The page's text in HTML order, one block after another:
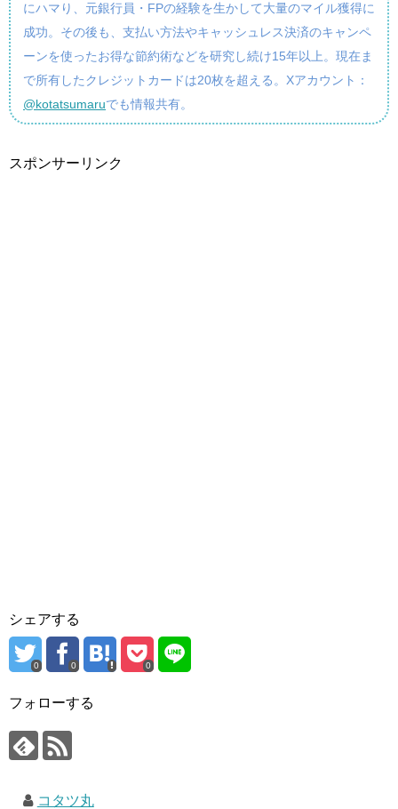
にハマり、元銀行員・FPの経験を生かして大量のマイル獲得に
成功。その後も、支払い方法やキャッシュレス決済のキャンペ
ーンを使ったお得な節約術などを研究し続け15年以上。現在ま
で所有したクレジットカードは20枚を超える。Xアカウント：
@kotatsumaruでも情報共有。
スポンサーリンク
シェアする
0 0 0
フォローする
コタツ丸